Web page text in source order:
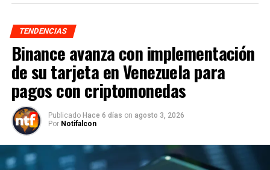
TENDENCIAS
Binance avanza con implementación
de su tarjeta en Venezuela para
pagos con criptomonedas
Publicado Hace 6 días on agosto 3, 2026
Por Notifalcon